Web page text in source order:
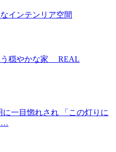
インテンリア空間
穏やかな家 REAL
一目惚れされ 「この灯りに
…